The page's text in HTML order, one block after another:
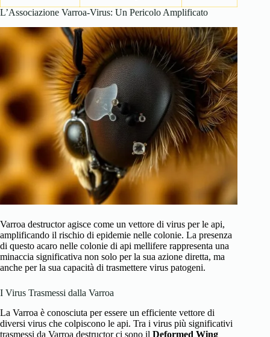
L’Associazione Varroa-Virus: Un Pericolo Amplificato
Varroa destructor agisce come un vettore di virus per le api,
amplificando il rischio di epidemie nelle colonie. La presenza
di questo acaro nelle colonie di api mellifere rappresenta una
minaccia significativa non solo per la sua azione diretta, ma
anche per la sua capacità di trasmettere virus patogeni.
I Virus Trasmessi dalla Varroa
La Varroa è conosciuta per essere un efficiente vettore di
diversi virus che colpiscono le api. Tra i virus più significativi
trasmessi da Varroa destructor ci sono il Deformed Wing